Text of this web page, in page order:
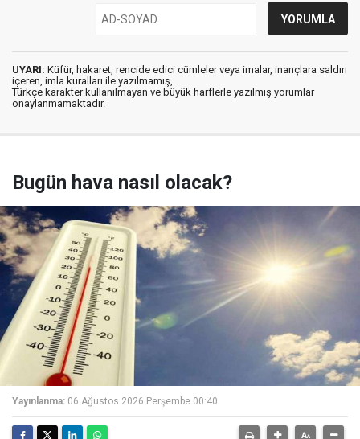
UYARI: Küfür, hakaret, rencide edici cümleler veya imalar, inançlara saldırı
içeren, imla kuralları ile yazılmamış,
Türkçe karakter kullanılmayan ve büyük harflerle yazılmış yorumlar
onaylanmamaktadır.
Bugün hava nasıl olacak?
Yayınlanma: 06 Ağustos 2026 Perşembe 00:40